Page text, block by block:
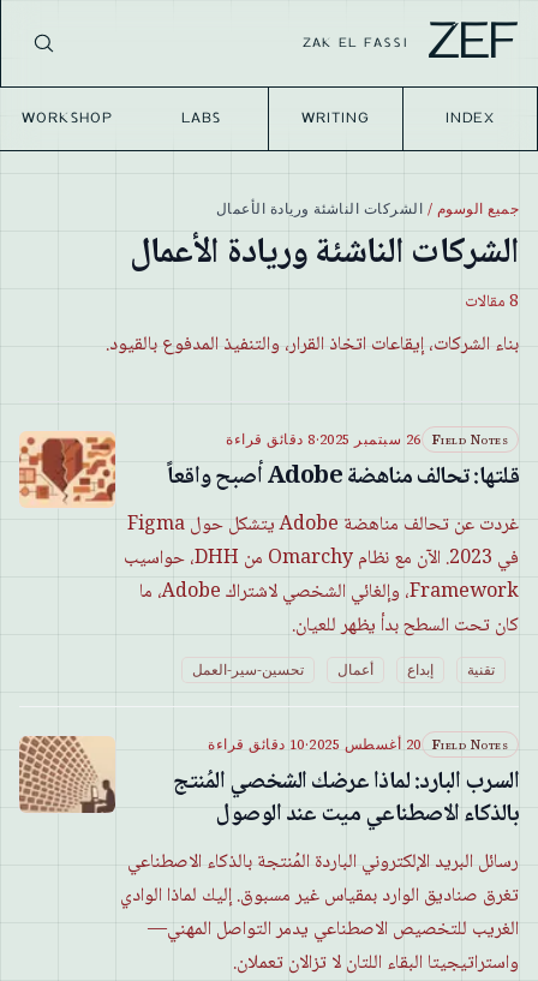
ZEF
ZAK EL FASSI
INDEX
WRITING
LABS
WORKSHOP
جميع الوسوم / الشركات الناشئة وريادة الأعمال
الشركات الناشئة وريادة الأعمال
8مقالات
بناء الشركات، إيقاعات اتخاذ القرار، والتنفيذ المدفوع بالقيود.
Field Notes 26 سبتمبر 2025 ·8 دقائق قراءة
قلتها: تحالف مناهضة Adobe أصبح واقعاً
غردت عن تحالف مناهضة Adobe يتشكل حول Figma
في 2023. الآن مع نظام Omarchy من DHH، حواسيب
Framework، وإلغائي الشخصي لاشتراك Adobe، ما
كان تحت السطح بدأ يظهر للعيان.
تقنية إبداع أعمال تحسين-سير-العمل
Field Notes 20 أغسطس 2025 ·10 دقائق قراءة
السرب البارد: لماذا عرضك الشخصي المُنتج
بالذكاء الاصطناعي ميت عند الوصول
رسائل البريد الإلكتروني الباردة المُنتجة بالذكاء الاصطناعي
تغرق صناديق الوارد بمقياس غير مسبوق. إليك لماذا الوادي
الغريب للتخصيص الاصطناعي يدمر التواصل المهني—
واستراتيجيتا البقاء اللتان لا تزالان تعملان.